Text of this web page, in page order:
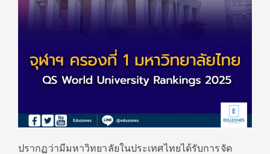
ปรากฏว่ามีมหาวิทยาลัยในประเทศไทยได้รับการจัด